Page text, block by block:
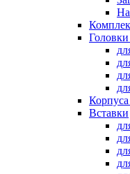
Вставки